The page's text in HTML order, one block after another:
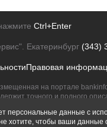
Ctrl+Enter
Екатеринбург (343)
Правовая
на портале
точного и полного
персональные данные с
хотите, чтобы ваши